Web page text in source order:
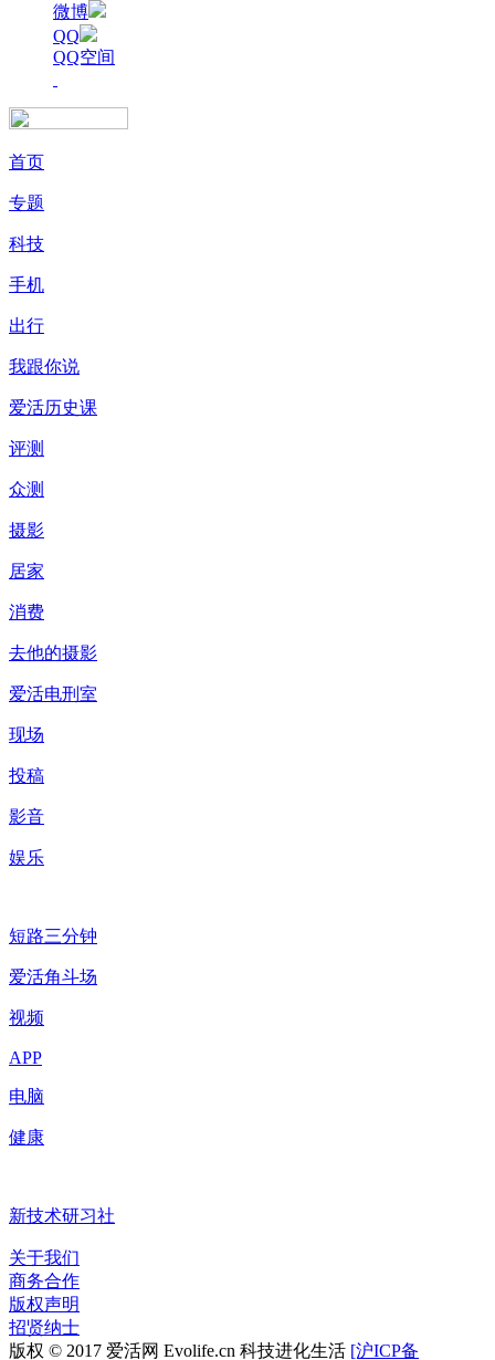
微博
QQ
QQ空间
首页
专题
科技
手机
出行
我跟你说
爱活历史课
评测
众测
摄影
居家
消费
去他的摄影
爱活电刑室
现场
投稿
影音
娱乐
短路三分钟
爱活角斗场
视频
APP
电脑
健康
新技术研习社
关于我们
商务合作
版权声明
招贤纳士
版权 © 2017 爱活网 Evolife.cn 科技进化生活 [沪ICP备